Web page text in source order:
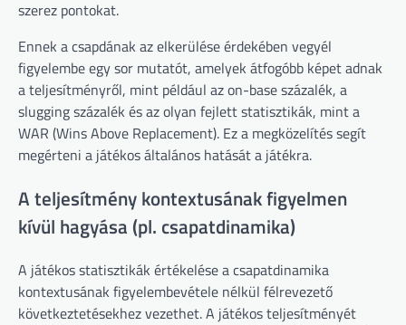
szerez pontokat.
Ennek a csapdának az elkerülése érdekében vegyél
figyelembe egy sor mutatót, amelyek átfogóbb képet adnak
a teljesítményről, mint például az on-base százalék, a
slugging százalék és az olyan fejlett statisztikák, mint a
WAR (Wins Above Replacement). Ez a megközelítés segít
megérteni a játékos általános hatását a játékra.
A teljesítmény kontextusának figyelmen
kívül hagyása (pl. csapatdinamika)
A játékos statisztikák értékelése a csapatdinamika
kontextusának figyelembevétele nélkül félrevezető
következtetésekhez vezethet. A játékos teljesítményét